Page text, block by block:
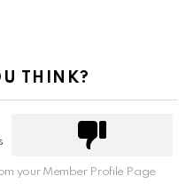
THINK?
your Member Profile Page